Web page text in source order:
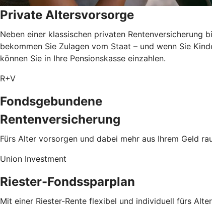
Private Altersvorsorge
Neben einer klassischen privaten Rentenversicherung
bekommen Sie Zulagen vom Staat – und wenn Sie
können Sie in Ihre Pensionskasse einzahlen.
R+V
Fondsgebundene
Rentenversicherung
Fürs Alter vorsorgen und dabei mehr aus Ihrem Geld
Union Investment
Riester-Fondssparplan
Mit einer Riester-Rente flexibel und individuell fürs